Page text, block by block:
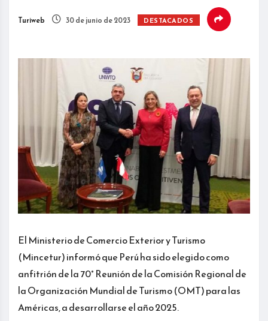
Turiweb 30 de junio de 2023 DESTACADOS
El Ministerio de Comercio Exterior y Turismo
(Mincetur) informó que Perú ha sido elegido como
anfitrión de la 70° Reunión de la Comisión Regional de
la Organización Mundial de Turismo (OMT) para las
Américas, a desarrollarse el año 2025.